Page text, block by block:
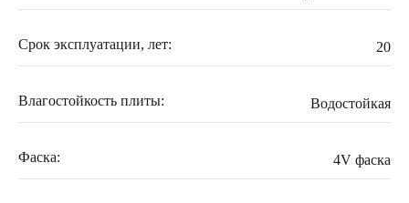
Срок эксплуатации, лет: 20
Влагостойкость плиты: Водостойкая
Фаска: 4V фаска